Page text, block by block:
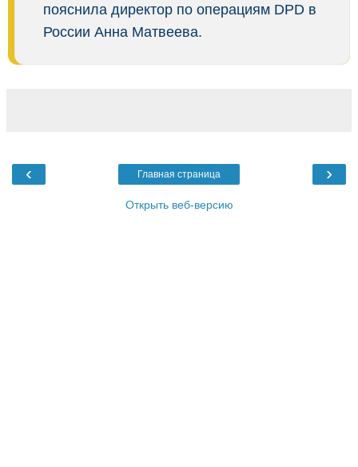
пояснила директор по операциям DPD в
России Анна Матвеева.
‹ ›
Главная страница
Открыть веб-версию